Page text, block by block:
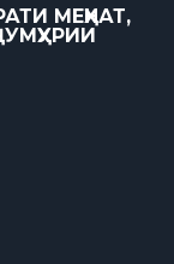
МЕҲНАТ,